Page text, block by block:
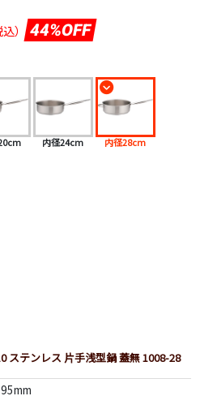
込） 44%OFF
内径24cm 内径28cm
ステンレス 片手浅型鍋 蓋無 1008-28